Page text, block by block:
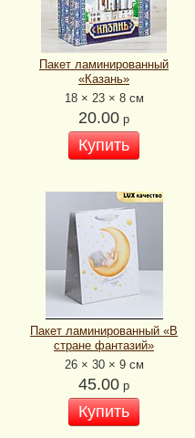
Пакет ламинированный
«Казань»
18 × 23 × 8 см
20.00 р
Купить
Пакет ламинированный «В
стране фантазий»
26 × 30 × 9 см
45.00 р
Купить